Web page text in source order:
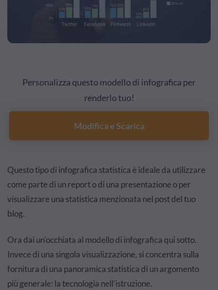
Personalizza questo modello di infografica per
renderlo tuo!
Modifica e Scarica
Questo tipo di infografica statistica è ideale da utilizzare
come parte di un report o di una presentazione o per
visualizzare una statistica menzionata nel post del tuo
blog.
Ora dai un'occhiata al modello di infografica qui sotto.
Invece di una singola visualizzazione, si concentra sulla
fornitura di una panoramica statistica di un argomento
più generale: la tecnologia nell’istruzione.